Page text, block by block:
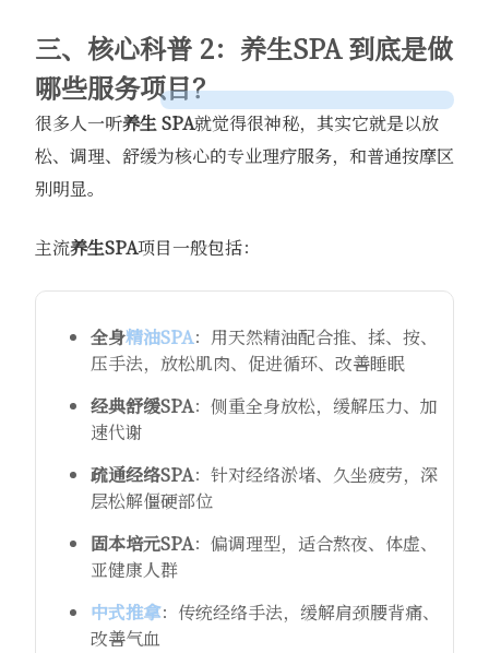
三、核心科普 2：养生SPA 到底是做
哪些服务项目？
很多人一听养生 SPA就觉得很神秘，其实它就是以放
松、调理、舒缓为核心的专业理疗服务，和普通按摩区
别明显。
主流养生SPA项目一般包括：
全身精油SPA：用天然精油配合推、揉、按、
压手法，放松肌肉、促进循环、改善睡眠
经典舒缓SPA：侧重全身放松，缓解压力、加
速代谢
疏通经络SPA：针对经络淤堵、久坐疲劳，深
层松解僵硬部位
固本培元SPA：偏调理型，适合熬夜、体虚、
亚健康人群
中式推拿：传统经络手法，缓解肩颈腰背痛、
改善气血